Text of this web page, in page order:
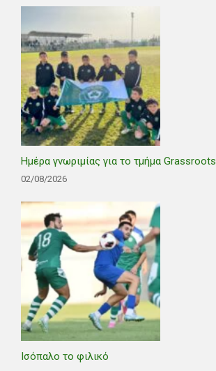
Ημέρα γνωριμίας για το τμήμα Grassroots
02/08/2026
Ισόπαλο το φιλικό